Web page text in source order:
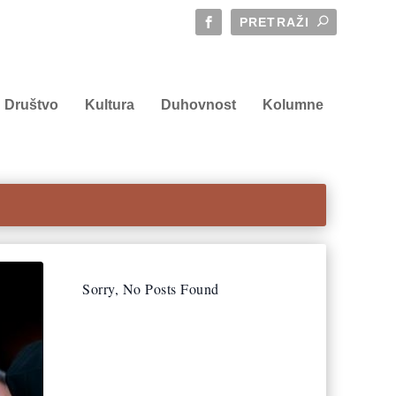
Društvo Kultura Duhovnost Kolumne
Sorry, No Posts Found